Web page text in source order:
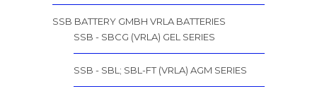
SSB BATTERY GMBH VRLA BATTERIES
SSB - SBCG (VRLA) GEL SERIES
SSB - SBL; SBL-FT (VRLA) AGM SERIES